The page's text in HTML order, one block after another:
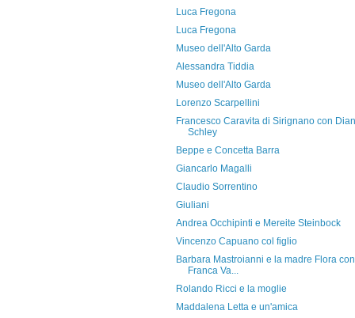
Luca Fregona
Luca Fregona
Museo dell'Alto Garda
Alessandra Tiddia
Museo dell'Alto Garda
Lorenzo Scarpellini
Francesco Caravita di Sirignano con
Schley
Beppe e Concetta Barra
Giancarlo Magalli
Claudio Sorrentino
Giuliani
Andrea Occhipinti e Mereite Steinbock
Vincenzo Capuano col figlio
Barbara Mastroianni e la madre Flora con
Franca Va...
Rolando Ricci e la moglie
Maddalena Letta e un'amica